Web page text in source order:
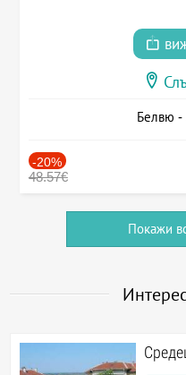
Белвю -
-20%
48.57€
Покажи